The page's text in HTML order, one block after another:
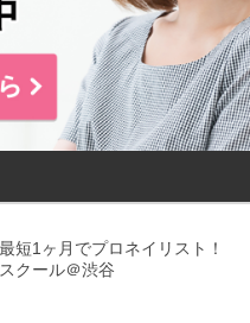
フィン（おからマフィ
ルーツ ジャム430g 8個
ァ 「プラチナ クロ
短1ヶ月でプロネイリスト！
クール＠渋谷